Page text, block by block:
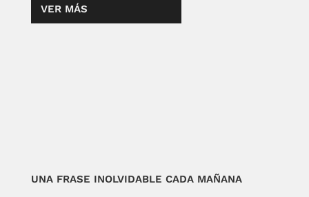
VER MÁS
UNA FRASE INOLVIDABLE CADA MAÑANA